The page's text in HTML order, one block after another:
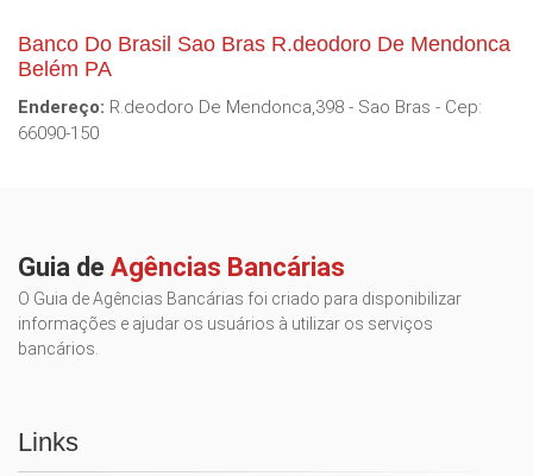
Banco Do Brasil Sao Bras R.deodoro De Mendonca
Belém PA
Endereço: R.deodoro De Mendonca,398 - Sao Bras - Cep:
66090-150
Guia de Agências Bancárias
O Guia de Agências Bancárias foi criado para disponibilizar
informações e ajudar os usuários à utilizar os serviços
bancários.
Links